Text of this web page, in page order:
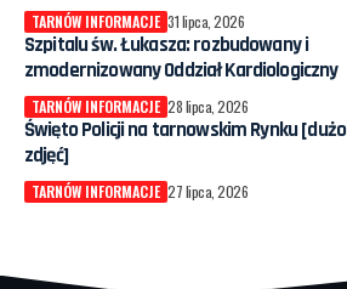
TARNÓW INFORMACJE 31 lipca, 2026
Szpitalu św. Łukasza: rozbudowany i
zmodernizowany Oddział Kardiologiczny
TARNÓW INFORMACJE 28 lipca, 2026
Święto Policji na tarnowskim Rynku [dużo
zdjęć]
TARNÓW INFORMACJE 27 lipca, 2026